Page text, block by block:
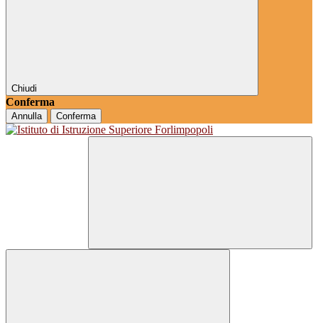
Chiudi
Conferma
Annulla Conferma